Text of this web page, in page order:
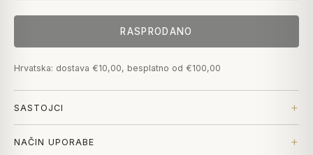
RASPRODANO
Hrvatska: dostava €10,00, besplatno od €100,00
SASTOJCI
NAČIN UPORABE